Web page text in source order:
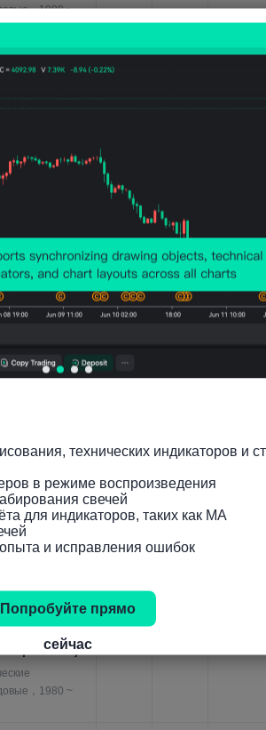
，1989 ~
валовой
прогноз
валовой
Валовое
США)
，1980 ~
3.245
BUSD
3.279
BUSD
валовой
Валовое
ВВП
，1980 ~
8%
7%
США)
，1980 ~
3.36B
технических индикаторов и
в режиме воспроизведения
свечей
для индикаторов, таких как MA
и исправления ошибок
Попробуйте прямо
сейчас